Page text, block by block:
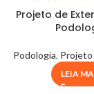
Projeto de
Podologia,
LEIA